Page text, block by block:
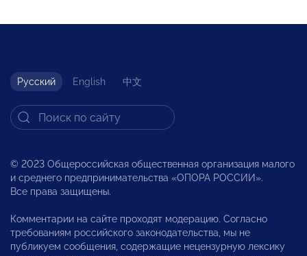
Русский English 中文
© 2023 Общероссийская общественная организация малого
и среднего предпринимательства «ОПОРА РОССИИ».
Все права защищены.
Комментарии на сайте проходят модерацию. Согласно
требованиям российского законодательства, мы не
публикуем сообщения, содержащие нецензурную лексику